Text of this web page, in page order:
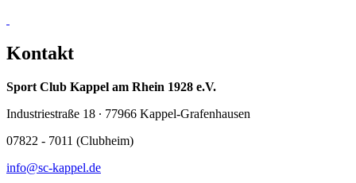
Kontakt
Sport Club Kappel am Rhein 1928 e.V.
Industriestraße 18 ∙ 77966 Kappel-Grafenhausen
07822 - 7011 (Clubheim)
info@sc-kappel.de